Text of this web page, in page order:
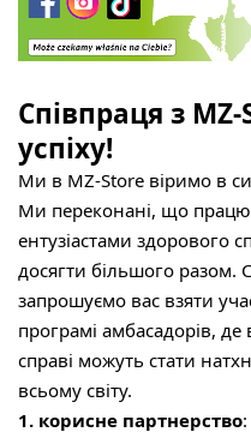
Співпраця з
успіху!
Ми в MZ-Store віримо в
Ми переконані, що
ентузіастами здорового
досягти більшого
запрошуємо вас взяти
програмі амбасадорів, де
справі можуть стати
всьому світу.
1. корисне партнерство